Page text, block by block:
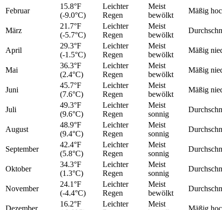
Februar
15.8°F
(-9.0°C)
Leichter
Regen
Meist
bewölkt
Mäßig
März
21.7°F
(-5.7°C)
Leichter
Regen
Meist
bewölkt
April
29.3°F
(-1.5°C)
Leichter
Regen
Meist
bewölkt
Mäßig
Mai
36.3°F
(2.4°C)
Leichter
Regen
Meist
bewölkt
Mäßig
Juni
45.7°F
(7.6°C)
Leichter
Regen
Meist
bewölkt
Mäßig
Juli
49.3°F
(9.6°C)
Leichter
Regen
Meist
sonnig
August
48.9°F
(9.4°C)
Leichter
Regen
Meist
sonnig
September
42.4°F
(5.8°C)
Leichter
Regen
Meist
sonnig
Oktober
34.3°F
(1.3°C)
Leichter
Regen
Meist
sonnig
November
24.1°F
(-4.4°C)
Leichter
Regen
Meist
bewölkt
Dezember
16.2°F
Leichter
Meist
Mäßig